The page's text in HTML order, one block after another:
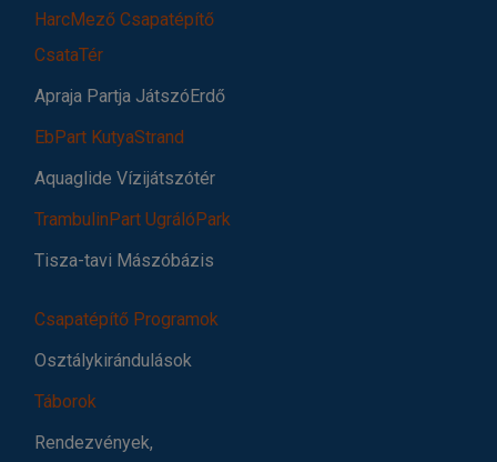
HarcMező Csapatépítő
CsataTér
Apraja Partja JátszóErdő
EbPart KutyaStrand
Aquaglide Vízijátszótér
TrambulinPart UgrálóPark
Tisza-tavi Mászóbázis
Csapatépítő Programok
Osztálykirándulások
Táborok
Rendezvények,